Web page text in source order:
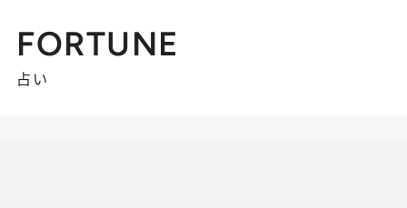
FORTUNE
占い